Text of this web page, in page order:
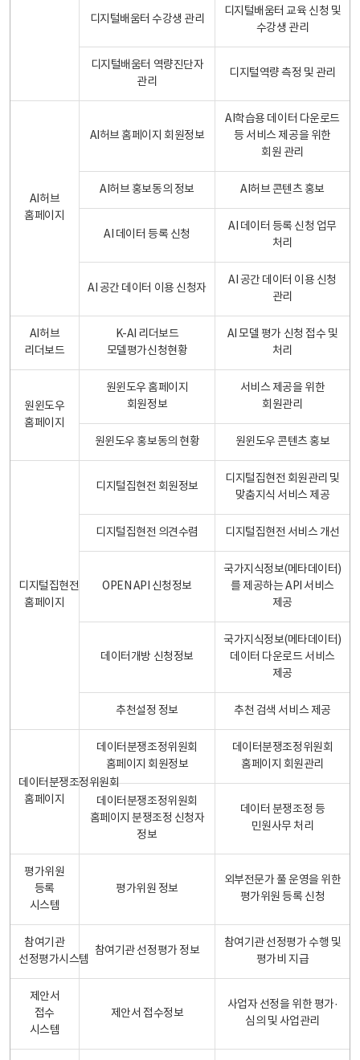
디지털배움터 수강생 관리
디지털배움터 교육 신청 및
수강생 관리
디지털배움터 역량진단자
관리
디지털역량 측정 및 관리
AI허브
홈페이지
AI허브 홈페이지 회원정보
AI학습용 데이터 다운로드
등 서비스 제공을 위한
회원 관리
AI허브 홍보동의 정보 AI허브 콘텐츠 홍보
AI 데이터 등록 신청
AI 데이터 등록 신청 업무
처리
AI 공간 데이터 이용 신청자
AI 공간 데이터 이용 신청
관리
AI허브
리더보드
K-AI 리더보드
모델평가신청현황
AI 모델 평가 신청 접수 및
처리
원윈도우
홈페이지
원윈도우 홈페이지
회원정보
서비스 제공을 위한
회원관리
원윈도우 홍보동의 현황 원윈도우 콘텐츠 홍보
디지털집현전
홈페이지
디지털집현전 회원정보
디지털집현전 회원관리 및
맞춤지식 서비스 제공
디지털집현전 의견수렴 디지털집현전 서비스 개선
OPEN API 신청정보
국가지식정보(메타데이터)
를 제공하는 API 서비스
제공
데이터개방 신청정보
국가지식정보(메타데이터)
데이터 다운로드 서비스
제공
추천설정 정보 추천 검색 서비스 제공
데이터분쟁조정위원회
홈페이지
데이터분쟁조정위원회
홈페이지 회원정보
데이터분쟁조정위원회
홈페이지 회원관리
데이터분쟁조정위원회
홈페이지 분쟁조정 신청자
정보
데이터 분쟁조정 등
민원사무 처리
평가위원
등록
시스템
평가위원 정보
외부전문가 풀 운영을 위한
평가위원 등록 신청
참여기관
선정평가시스템
참여기관 선정평가 정보
참여기관 선정평가 수행 및
평가비 지급
제안서
접수
시스템
제안서 접수정보
사업자 선정을 위한 평가·
심의 및 사업관리